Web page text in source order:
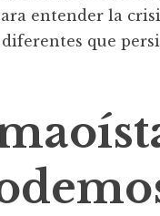
entender la
que